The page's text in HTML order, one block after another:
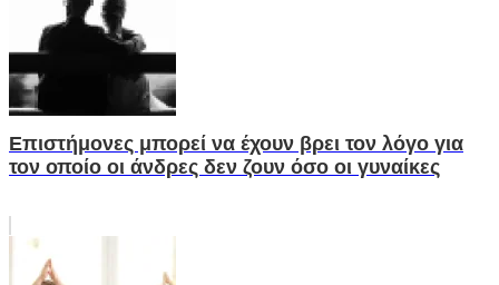
Επιστήμονες μπορεί να έχουν βρει τον λόγο για
τον οποίο οι άνδρες δεν ζουν όσο οι γυναίκες